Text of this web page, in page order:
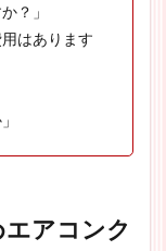
？」
はあります
アコンク